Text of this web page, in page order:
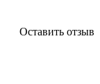
Оставить отзыв